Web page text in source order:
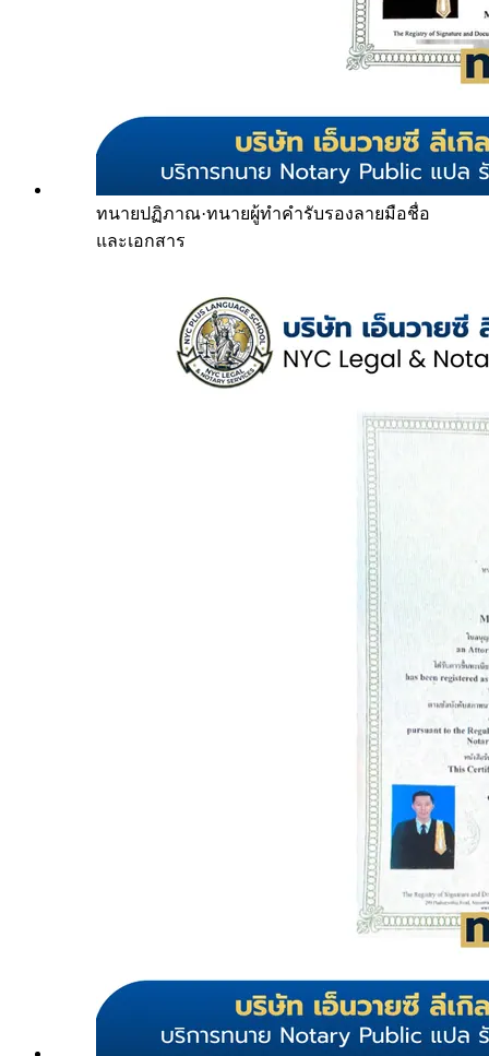
ทนายปฏิภาณ·ทนายผู้ทำคำรับรองลายมือชื่อ
และเอกสาร